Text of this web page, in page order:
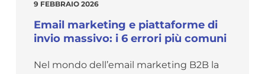
9 FEBBRAIO 2026
Email marketing e piattaforme di
invio massivo: i 6 errori più comuni
Nel mondo dell’email marketing B2B la